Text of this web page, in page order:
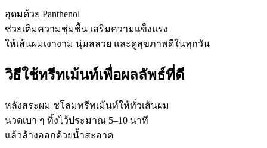
อุดมด้วย Panthenol
ช่วยเติมความชุ่มชื้น เสริมความแข็งแรง
ให้เส้นผมเงางาม นุ่มสลวย และดูสุขภาพดีในทุกวัน
วิธีใช้ทรีทเม้นท์เพื่อผลลัพธ์ที่ดี
หลังสระผม ชโลมทรีทเม้นท์ให้ทั่วเส้นผม
นวดเบา ๆ ทิ้งไว้ประมาณ 5–10 นาที
แล้วล้างออกด้วยน้ำสะอาด